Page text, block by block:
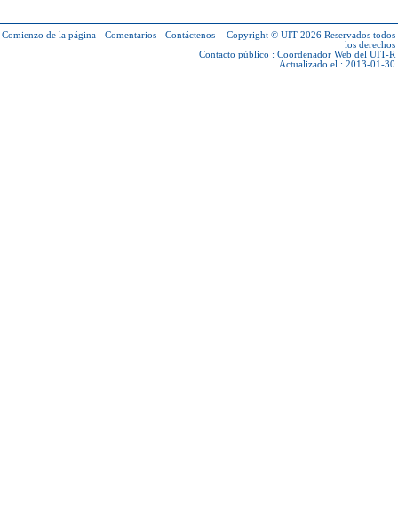
Comienzo de la página - Comentarios - Contáctenos - Copyright © UIT 2026 Reservados todos
los derechos
Contacto público : Coordenador Web del UIT-R
Actualizado el : 2013-01-30